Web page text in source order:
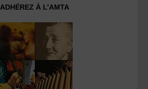
ADHÉREZ À L’AMTA